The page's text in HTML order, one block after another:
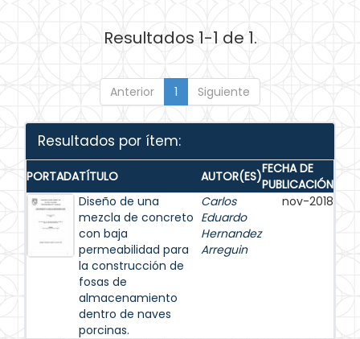
Resultados 1-1 de 1.
Anterior 1 Siguiente
Resultados por ítem:
PORTADATÍTULO AUTOR(ES)FECHA DE
PUBLICACIÓN
Diseño de una
mezcla de concreto
con baja
permeabilidad para
la construcción de
fosas de
almacenamiento
dentro de naves
porcinas.
Carlos
Eduardo
Hernandez
Arreguin
nov-2018